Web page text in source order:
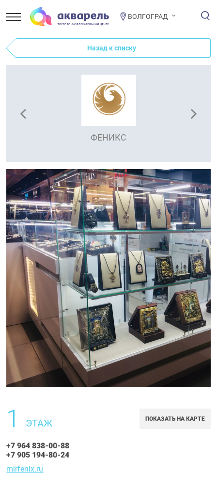
ВОЛГОГРАД
Назад к списку
ФЕНИКС
1 ЭТАЖ ПОКАЗАТЬ НА КАРТЕ
+7 964 838-00-88
+7 905 194-80-24
mirfenix.ru